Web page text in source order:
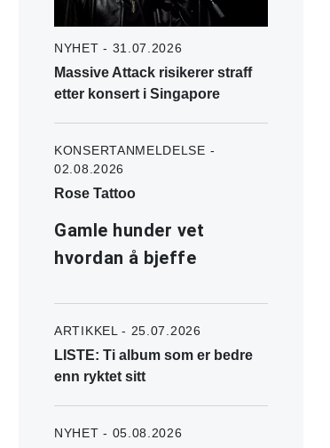
NYHET - 31.07.2026
Massive Attack risikerer straff
etter konsert i Singapore
KONSERTANMELDELSE -
02.08.2026
Rose Tattoo
Gamle hunder vet
hvordan å bjeffe
ARTIKKEL - 25.07.2026
LISTE: Ti album som er bedre
enn ryktet sitt
NYHET - 05.08.2026